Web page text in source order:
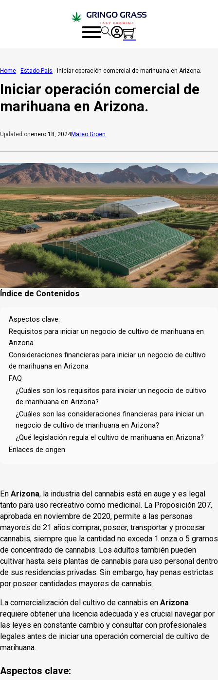
Home - Estado Pais - Iniciar operación comercial de marihuana en Arizona.
Iniciar operación comercial de
marihuana en Arizona.
Updated onenero 18, 2024Mateo Groen
Índice de Contenidos
Aspectos clave:
Requisitos para iniciar un negocio de cultivo de marihuana en
Arizona
Consideraciones financieras para iniciar un negocio de cultivo
de marihuana en Arizona
FAQ
¿Cuáles son los requisitos para iniciar un negocio de cultivo
de marihuana en Arizona?
¿Cuáles son las consideraciones financieras para iniciar un
negocio de cultivo de marihuana en Arizona?
¿Qué legislación regula el cultivo de marihuana en Arizona?
Enlaces de origen
En Arizona, la industria del cannabis está en auge y es legal
tanto para uso recreativo como medicinal. La Proposición 207,
aprobada en noviembre de 2020, permite a las personas
mayores de 21 años comprar, poseer, transportar y procesar
cannabis, siempre que la cantidad no exceda 1 onza o 5 gramos
de concentrado de cannabis. Los adultos también pueden
cultivar hasta seis plantas de cannabis para uso personal dentro
de sus residencias privadas. Sin embargo, hay penas estrictas
por poseer cantidades mayores de cannabis.
La comercialización del cultivo de cannabis en Arizona
requiere obtener una licencia adecuada y es crucial navegar por
las leyes en constante cambio y consultar con profesionales
legales antes de iniciar una operación comercial de cultivo de
marihuana.
Aspectos clave: